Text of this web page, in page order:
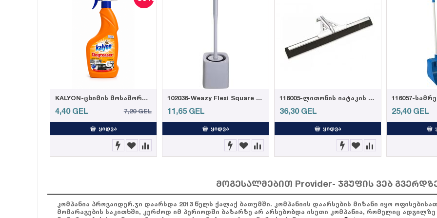
KALYON-ცხიმის მოსაშორებელი სპრეი 750 მლ (12)
4,40 GEL 7,20 GEL
ᲧᲘᲓᲕᲐ
102036-Weazy Flexi Square ტუალეტის ჯაგრისი (12)
11,65 GEL
ᲧᲘᲓᲕᲐ
116005-ლითონის იატაკის საწმენდი 55სმ ეკო
36,30 GEL
ᲧᲘᲓᲕᲐ
25,40 GEL
მოგესალმებით Provider- ჯგუფის ვებ
კომპანია პროვაიდერ.ჯი დაარსდა 2013 წელს ქალაქ ბათუმში. კომპანიის დაარსების მიზანი იყო
მომარაგების საკითხში, კერძოდ იმ პერიოდში ბაზარზე არ არსებობდა ისეთი კომპანია, რომელიც